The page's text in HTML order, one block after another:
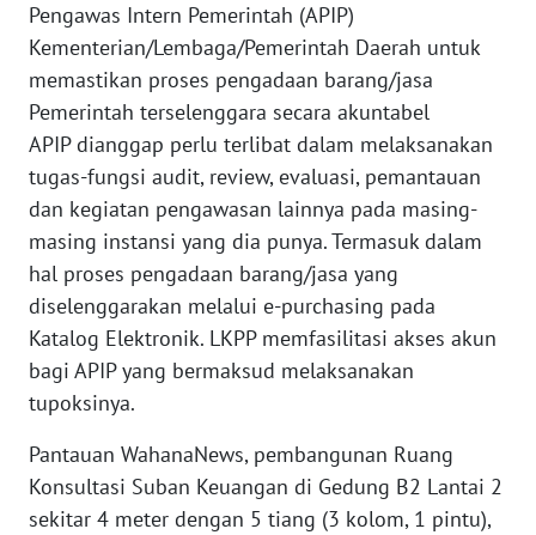
Pengawas Intern Pemerintah (APIP)
Kementerian/Lembaga/Pemerintah Daerah untuk
memastikan proses pengadaan barang/jasa
Pemerintah terselenggara secara akuntabel
APIP dianggap perlu terlibat dalam melaksanakan
tugas-fungsi audit, review, evaluasi, pemantauan
dan kegiatan pengawasan lainnya pada masing-
masing instansi yang dia punya. Termasuk dalam
hal proses pengadaan barang/jasa yang
diselenggarakan melalui e-purchasing pada
Katalog Elektronik. LKPP memfasilitasi akses akun
bagi APIP yang bermaksud melaksanakan
tupoksinya.
Pantauan WahanaNews, pembangunan Ruang
Konsultasi Suban Keuangan di Gedung B2 Lantai 2
sekitar 4 meter dengan 5 tiang (3 kolom, 1 pintu),
WN
BANTEN
WN
NTT
WN
KEPRI
WN
PAPUA
WN
PAPUA
WN
RIAU